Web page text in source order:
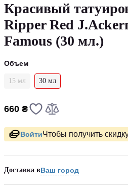
Красивый
Ripper Red
Famous (30 мл.)
Объем
15 мл 30 мл
660 ₴
ВойтиЧтобы получить
Доставка вВаш город